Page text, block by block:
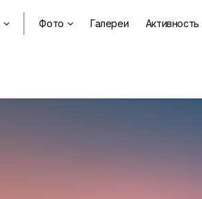
 Фото  Галереи Активность